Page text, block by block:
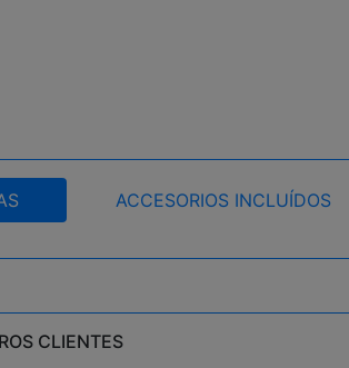
ACCESORIOS INCLUÍDOS
CLIENTES